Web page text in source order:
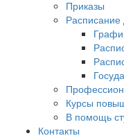
Приказы
Курсы
В помощь
Контакты